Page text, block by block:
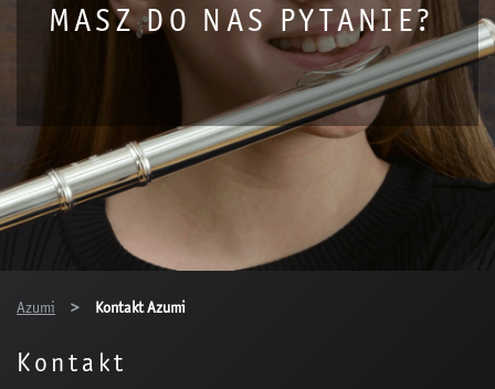
MASZ DO NAS PYTANIE?
Azumi
Kontakt Azumi
Kontakt